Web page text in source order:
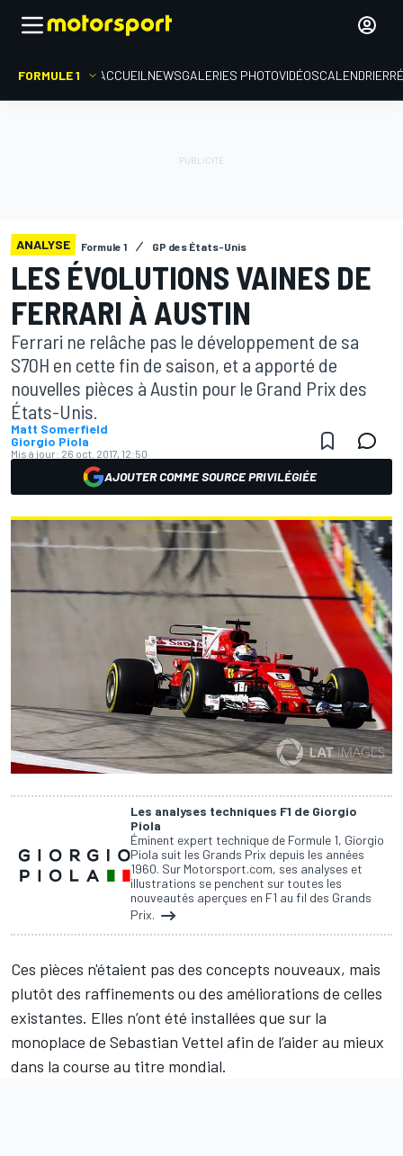
FORMULE 1 ACCUEIL NEWSGALERIES PHOTOVIDÉOSCALENDRIER
ANALYSE Formule 1 GP des États-Unis
LES ÉVOLUTIONS VAINES DE
FERRARI À AUSTIN
Ferrari ne relâche pas le développement de sa
S70H en cette fin de saison, et a apporté de
nouvelles pièces à Austin pour le Grand Prix des
États-Unis.
Matt Somerfield
Giorgio Piola
Mis à jour: 26 oct. 2017, 12:50
AJOUTER COMME SOURCE PRIVILÉGIÉE
Les analyses techniques F1 de Giorgio
Piola
Éminent expert technique de Formule 1, Giorgio
Piola suit les Grands Prix depuis les années
1960. Sur Motorsport.com, ses analyses et
illustrations se penchent sur toutes les
nouveautés aperçues en F1 au fil des Grands
Prix.
Ces pièces n'étaient pas des concepts nouveaux, mais
plutôt des raffinements ou des améliorations de celles
existantes. Elles n’ont été installées que sur la
monoplace de Sebastian Vettel afin de l’aider au mieux
dans la course au titre mondial.